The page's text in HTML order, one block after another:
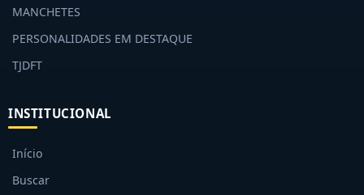
MANCHETES
PERSONALIDADES EM DESTAQUE
TJDFT
INSTITUCIONAL
Início
Buscar